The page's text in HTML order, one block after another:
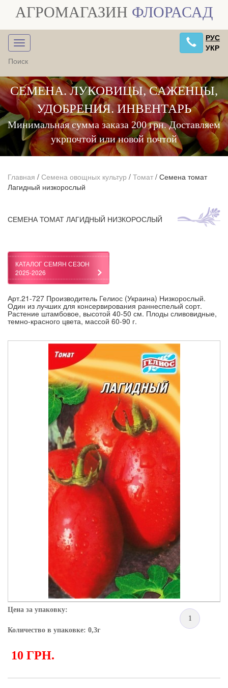
АГРОМАГАЗИН ФЛОРАСАД
РУС
УКР
СЕМЕНА. ЛУКОВИЦЫ, САЖЕНЦЫ,
УДОБРЕНИЯ. ИНВЕНТАРЬ
Минимальная сумма заказа 200 грн. Доставляем
укрпочтой или новой почтой
Главная / Семена овощных культур / Томат / Семена томат
Лагидный низкорослый
СЕМЕНА ТОМАТ ЛАГИДНЫЙ НИЗКОРОСЛЫЙ
КАТАЛОГ СЕМЯН СЕЗОН
2025-2026
Арт.21-727 Производитель Гелиос (Украина) Низкорослый.
Один из лучших для консервирования раннеспелый сорт.
Растение штамбовое, высотой 40-50 см. Плоды сливовидные,
темно-красного цвета, массой 60-90 г.
Цена за упаковку:
Количество в упаковке: 0,3г
1
10 ГРН.